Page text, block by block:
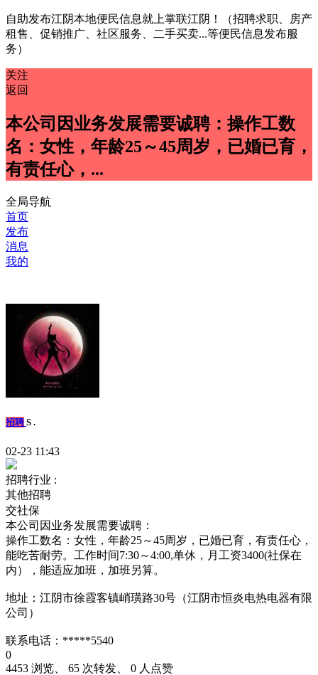
自助发布江阴本地便民信息就上掌联江阴！（招聘求职、房产
租售、促销推广、社区服务、二手买卖...等便民信息发布服
务）
关注
返回
本公司因业务发展需要诚聘：操作工数
名：女性，年龄25～45周岁，已婚已育，
有责任心，...
全局导航
首页
发布
消息
我的
招聘 S .
02-23 11:43
招聘行业 :
其他招聘
交社保
本公司因业务发展需要诚聘：
操作工数名：女性，年龄25～45周岁，已婚已育，有责任心，
能吃苦耐劳。工作时间7:30～4:00,单休，月工资3400(社保在
内），能适应加班，加班另算。
地址：江阴市徐霞客镇峭璜路30号（江阴市恒炎电热电器有限
公司）
联系电话：*****5540
0
4453 浏览、 65 次转发、 0 人点赞